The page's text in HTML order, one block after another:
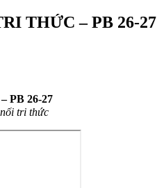
THỨC – PB 26-27
PB 26-27
tri thức